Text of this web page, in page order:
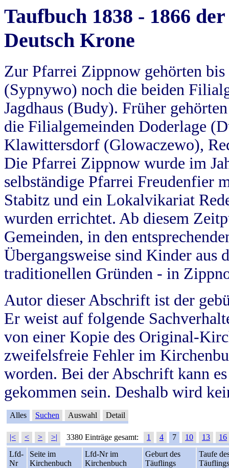
Taufbuch 1838 - 1866
Deutsch Krone
Zur Pfarrei Zippnow gehörten
(Sypnywo) noch die beiden
Jagdhaus (Budy). Früher
die Filialgemeinden Doderlage
Klawittersdorf (Glowaczewo),
Die Pfarrei Zippnow wurde im
selbständige Pfarrei Freudenfier
Stabitz und ein Lokalvikariat
wurden errichtet. Ab diesem
Gemeinden, in den
Übergangsweise sind Kinder aus
traditionellen Gründen - in
Autor dieser Abschrift ist der
Er weist auf folgende
von einer Kopie des Original-
zweifelsfreie Fehler im
worden. Bei der Abschrift kann
gekommen sein. Deshalb wird
Alles Suchen Auswahl Detail
|< < > >| 3380 Einträge gesamt: 1 4 7 10 13
16
Lfd-
Nr
Seite im
Kirchenbuch
Lfd-Nr im
Kirchenbuch
Geburt des
Täuflings
Taufe
Täuflings